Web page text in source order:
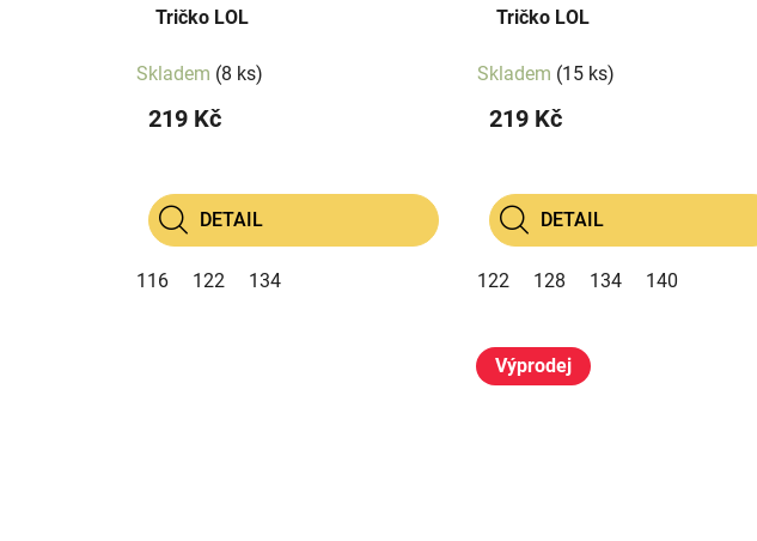
Tričko LOL
Skladem (8 ks)
219 Kč
DETAIL
116 122 134
Tričko LOL
Skladem (15 ks)
219 Kč
DETAIL
122 128 134 140
Výprodej